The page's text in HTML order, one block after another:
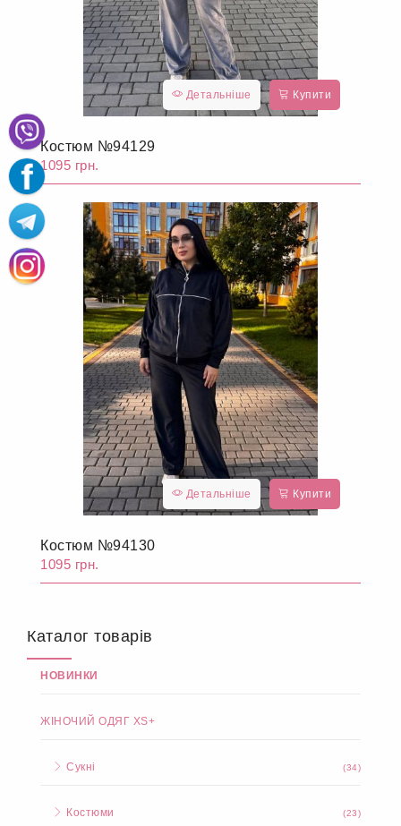
Детальніше Купити
Костюм №94129
1095 грн.
Детальніше Купити
Костюм №94130
1095 грн.
Каталог товарів
НОВИНКИ
ЖІНОЧИЙ ОДЯГ XS+
Сукні (34)
Костюми (23)